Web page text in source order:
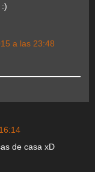
a las 23:48
de casa xD